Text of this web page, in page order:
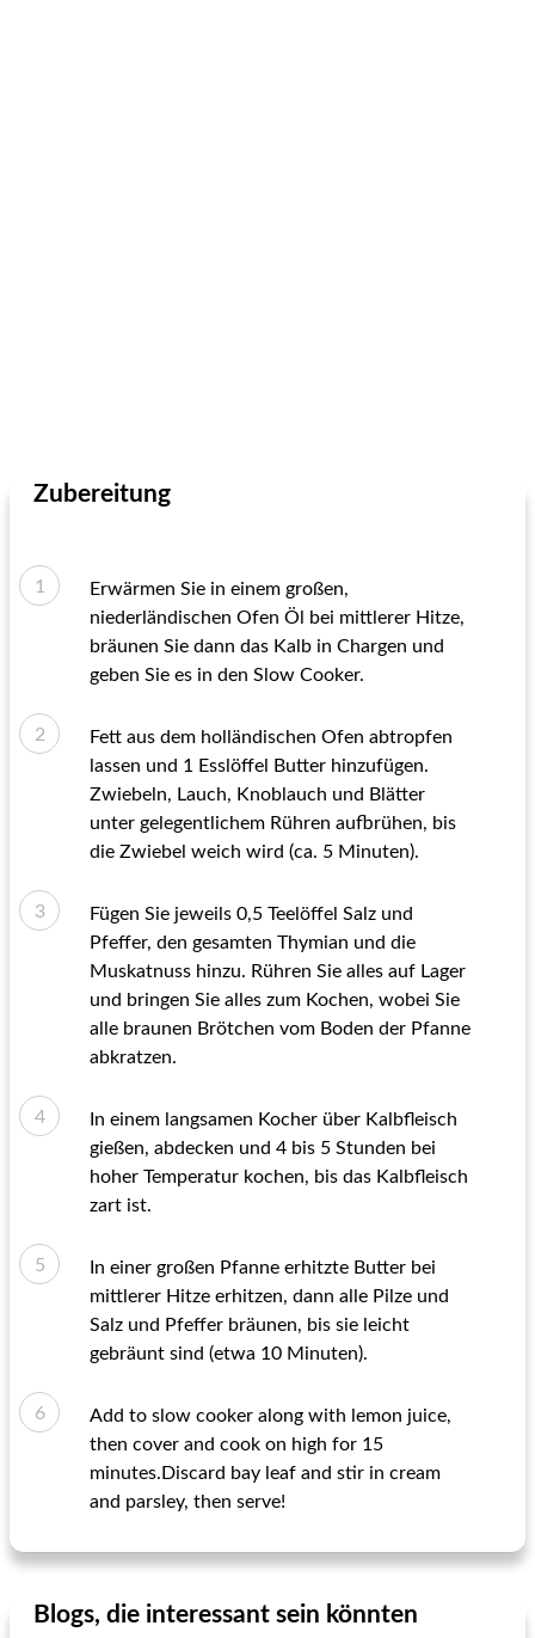
Zubereitung
Erwärmen Sie in einem großen,
niederländischen Ofen Öl bei mittlerer Hitze,
bräunen Sie dann das Kalb in Chargen und
geben Sie es in den Slow Cooker.
Fett aus dem holländischen Ofen abtropfen
lassen und 1 Esslöffel Butter hinzufügen.
Zwiebeln, Lauch, Knoblauch und Blätter
unter gelegentlichem Rühren aufbrühen, bis
die Zwiebel weich wird (ca. 5 Minuten).
Fügen Sie jeweils 0,5 Teelöffel Salz und
Pfeffer, den gesamten Thymian und die
Muskatnuss hinzu. Rühren Sie alles auf Lager
und bringen Sie alles zum Kochen, wobei Sie
alle braunen Brötchen vom Boden der Pfanne
abkratzen.
In einem langsamen Kocher über Kalbfleisch
gießen, abdecken und 4 bis 5 Stunden bei
hoher Temperatur kochen, bis das Kalbfleisch
zart ist.
In einer großen Pfanne erhitzte Butter bei
mittlerer Hitze erhitzen, dann alle Pilze und
Salz und Pfeffer bräunen, bis sie leicht
gebräunt sind (etwa 10 Minuten).
Add to slow cooker along with lemon juice,
then cover and cook on high for 15
minutes.Discard bay leaf and stir in cream
and parsley, then serve!
Blogs, die interessant sein könnten